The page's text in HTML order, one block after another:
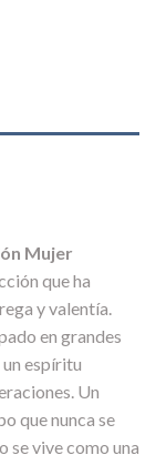
Mujer
que ha
y valentía.
en grandes
espíritu
Un
que nunca se
se vive como una